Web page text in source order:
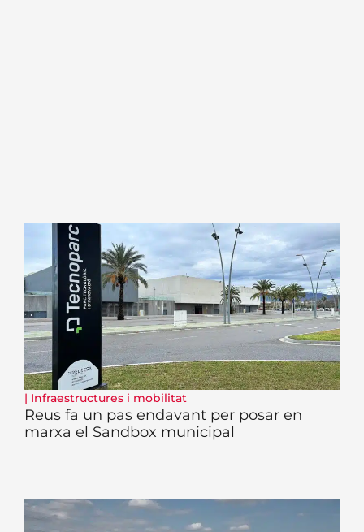
| Infraestructures i mobilitat
Reus fa un pas endavant per posar en
marxa el Sandbox municipal